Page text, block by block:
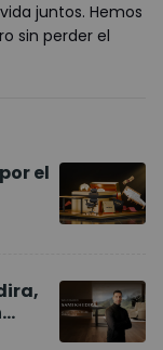
juntos. Hemos
sin perder el
el